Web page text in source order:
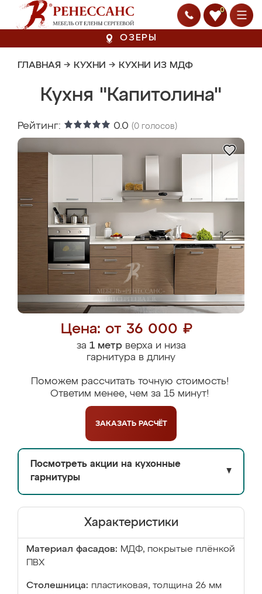
0
ОЗЕРЫ
ГЛАВНАЯ → КУХНИ → КУХНИ ИЗ МДФ
Кухня "Капитолина"
Рейтинг: 0.0 (0 голосов)
Цена: от 36 000 ₽
за 1 метрверха и низа
гарнитура в длину
Поможем рассчитать точную стоимость!
Ответим менее, чем за 15 минут!
ЗАКАЗАТЬ РАСЧЁТ
Посмотреть акции на кухонные
гарнитуры
▼
Характеристики
Материал фасадов: МДФ, покрытые плёнкой
ПВХ
Столешница: пластиковая, толщина 26 мм